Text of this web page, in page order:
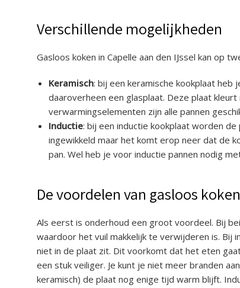
Verschillende mogelijkheden
Gasloos koken in Capelle aan den IJssel kan op
Keramisch: bij een keramische kookplaat
daaroverheen een glasplaat. Deze plaat
verwarmingselementen zijn alle pannen
Inductie: bij een inductie kookplaat worden
ingewikkeld maar het komt erop neer dat de
pan. Wel heb je voor inductie pannen nodig
De voordelen van gasloos
Als eerst is onderhoud een groot voordeel. Bij
waardoor het vuil makkelijk te verwijderen is. Bij
niet in de plaat zit. Dit voorkomt dat het eten
een stuk veiliger. Je kunt je niet meer branden
keramisch) de plaat nog enige tijd warm blijft.